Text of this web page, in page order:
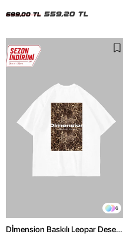
699,00 TL 559,20 TL
6
Dİmension Baskılı Leopar Desenli